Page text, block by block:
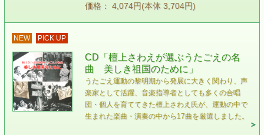
価格： 4,074円(本体 3,704円)
NEW PICK UP
CD「檀上さわえが選ぶうたごえの名
曲 美しき祖国のために」
うたごえ運動の黎明期から発展に大きく関わり、声
楽家として活躍、音楽指導者としても多くの合唱
団・個人を育ててきた檀上さわえ氏が、運動の中で
生まれた楽曲・演奏の中から17曲を厳選しました。